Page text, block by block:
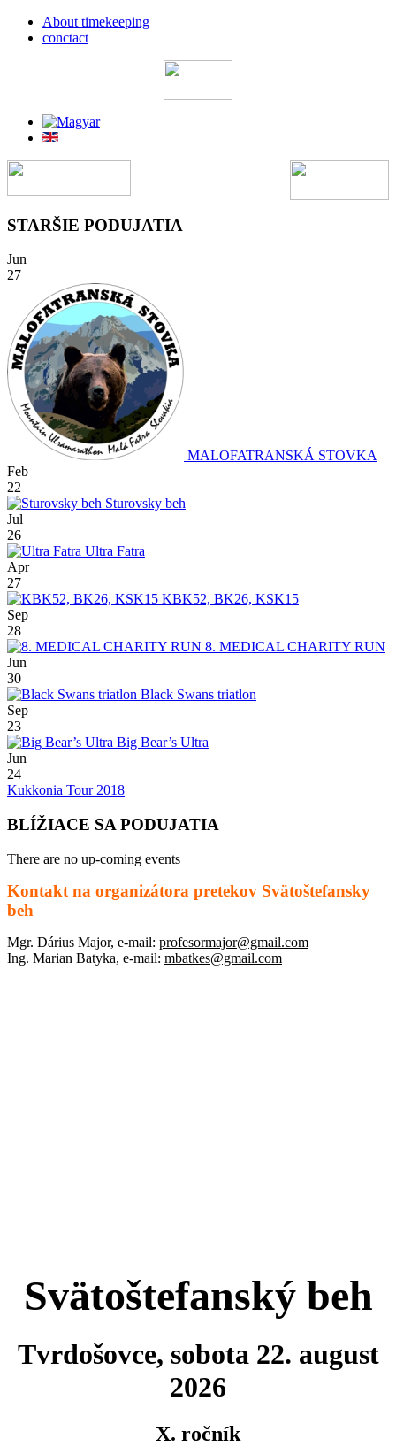
About timekeeping
conctact
STARŠIE PODUJATIA
Jun
27
MALOFATRANSKÁ STOVKA
Feb
22
Sturovsky beh
Jul
26
Ultra Fatra
Apr
27
KBK52, BK26, KSK15
Sep
28
8. MEDICAL CHARITY RUN
Jun
30
Black Swans triatlon
Sep
23
Big Bear’s Ultra
Jun
24
Kukkonia Tour 2018
BLÍŽIACE SA PODUJATIA
There are no up-coming events
Kontakt na organizátora pretekov Svätoštefansky
beh
Mgr. Dárius Major, e-mail: profesormajor@gmail.com
Ing. Marian Batyka, e-mail: mbatkes@gmail.com
Svätoštefanský beh
Tvrdošovce, sobota 22. august
2026
X. ročník